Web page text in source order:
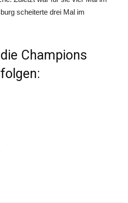
scheiterte drei Mal im
Champions